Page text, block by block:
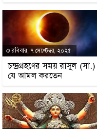
রবিবার, ৭ সেপ্টেম্বর, ২০২৫
চন্দ্রগ্রহণের সময় রাসুল (সা.)
যে আমল করতেন